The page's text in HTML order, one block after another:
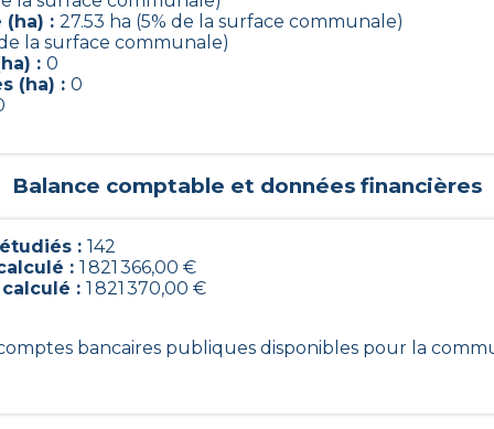
: 27.53 ha (5% de la surface communale)
de la surface communale)
: 0
(ha) : 0
Balance comptable et données financières
: 142
: 1 821 366,00 €
: 1 821 370,00 €
bancaires publiques disponibles pour la